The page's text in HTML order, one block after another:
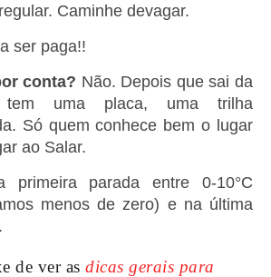
Caminhe devagar.
ser paga!!
conta? Não. Depois que sai da
tem uma placa, uma trilha
Só quem conhece bem o lugar
ao Salar.
primeira parada entre 0-10°C
menos de zero) e na última
de ver as dicas gerais para